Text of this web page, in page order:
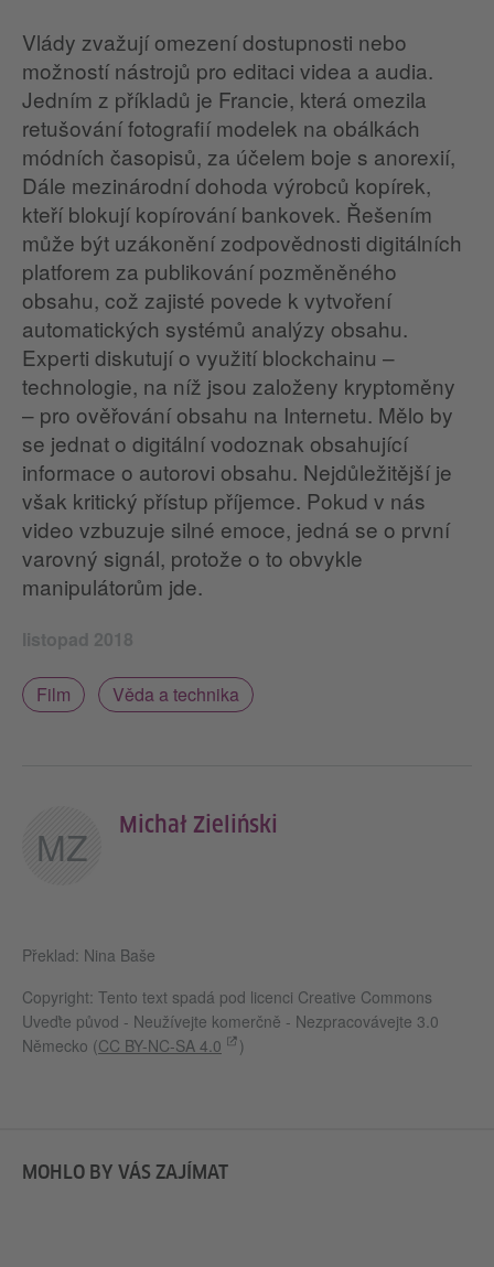
Vlády zvažují omezení dostupnosti nebo
možností nástrojů pro editaci videa a audia.
Jedním z příkladů je Francie, která omezila
retušování fotografií modelek na obálkách
módních časopisů, za účelem boje s anorexií,
Dále mezinárodní dohoda výrobců kopírek,
kteří blokují kopírování bankovek. Řešením
může být uzákonění zodpovědnosti digitálních
platforem za publikování pozměněného
obsahu, což zajisté povede k vytvoření
automatických systémů analýzy obsahu.
Experti diskutují o využití blockchainu –
technologie, na níž jsou založeny kryptoměny
– pro ověřování obsahu na Internetu. Mělo by
se jednat o digitální vodoznak obsahující
informace o autorovi obsahu. Nejdůležitější je
však kritický přístup příjemce. Pokud v nás
video vzbuzuje silné emoce, jedná se o první
varovný signál, protože o to obvykle
manipulátorům jde.
listopad 2018
Film Věda a technika
MZ Michał Zieliński
Překlad: Nina Baše
Copyright: Tento text spadá pod licenci Creative Commons
Uveďte původ - Neužívejte komerčně - Nezpracovávejte 3.0
Německo (CC BY-NC-SA 4.0 )
MOHLO BY VÁS ZAJÍMAT